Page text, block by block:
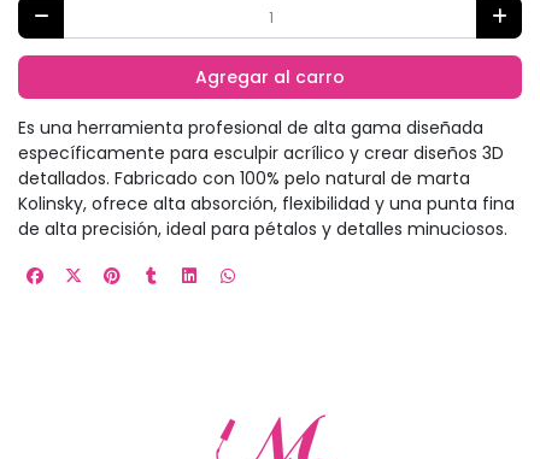
Agregar al carro
Es una herramienta profesional de alta gama diseñada
específicamente para esculpir acrílico y crear diseños 3D
detallados. Fabricado con 100% pelo natural de marta
Kolinsky, ofrece alta absorción, flexibilidad y una punta fina
de alta precisión, ideal para pétalos y detalles minuciosos.